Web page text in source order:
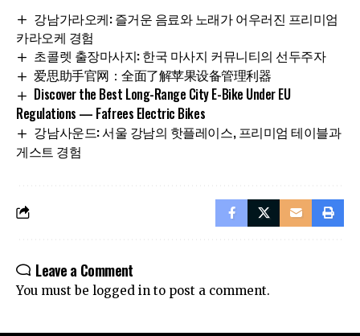
강남가라오케: 즐거운 음료와 노래가 어우러진 프리미엄
카라오케 경험
초콜렛 출장마사지: 한국 마사지 커뮤니티의 선두주자
爱思助手官网：全面了解苹果设备管理利器
Discover the Best Long-Range City E-Bike Under EU
Regulations — Fafrees Electric Bikes
강남사운드: 서울 강남의 핫플레이스, 프리미엄 테이블과
게스트 경험
Leave a Comment
You must be logged in to post a comment.